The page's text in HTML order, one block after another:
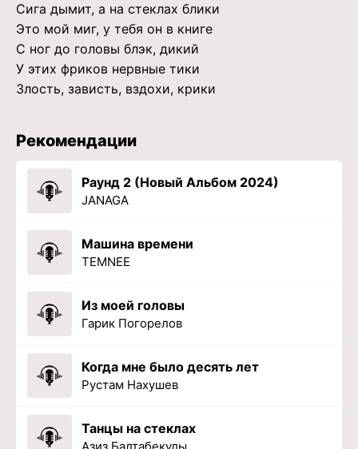
Сига дымит, а на стеклах блики
Это мой миг, у тебя он в книге
С ног до головы блэк, дикий
У этих фриков нервные тики
Злость, зависть, вздохи, крики
Рекомендации
Раунд 2 (Новый Альбом 2024)
JANAGA
Машина времени
TEMNEE
Из моей головы
Гарик Погорелов
Когда мне было десять лет
Рустам Нахушев
Танцы на стеклах